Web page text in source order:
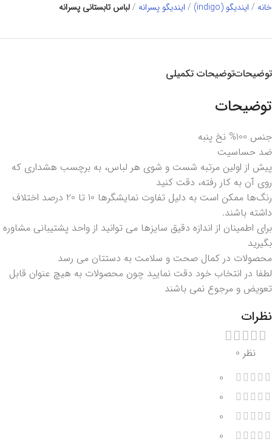
خانه ایندیگو (indigo) ایندیگو پسرانه لباس تابستانی پسرانه
توضیحاتتوضیحات تکمیلی
توضیحات
جنس 100% نخ پنبه
ضد حساسیت
پیش از اولین مرتبه شست و شوی هر لباس، به برچسب هشداری که
روی آن به کار رفته، دقت کنید
رنگ‌ها ممکن است به دلیل تفاوت نمایشگرها 10 تا 20 درصد اختلاف
داشته باشند.
برای اطمینان از اندازه دقیق سایزها می توانید از واحد پشتیبانی مشاوره
بگیرید
محصولات در کمال صحت و سلامت به دستتان می رسد
لطفا در انتخاب خود دقت نمایید چون محصولات به هیچ عنوان قابل
تعویض و مرجوع نمی باشند
نظرات
نظر 0
0
0
0
0